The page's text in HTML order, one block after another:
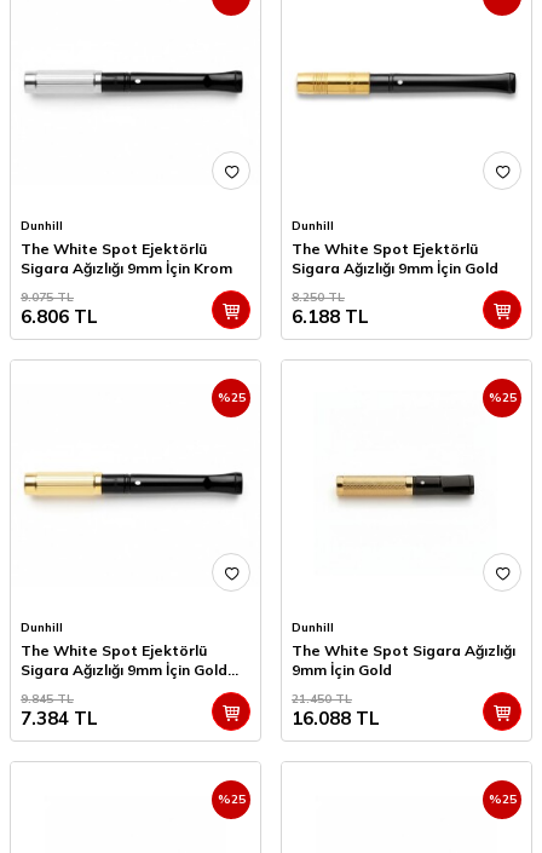
Dunhill
The White Spot Ejektörlü
Sigara Ağızlığı 9mm İçin Krom
9.075TL
6.806 TL
Dunhill
The White Spot Ejektörlü
Sigara Ağızlığı 9mm İçin Gold
8.250TL
6.188 TL
%25
Dunhill
The White Spot Ejektörlü
Sigara Ağızlığı 9mm İçin Gold
9.845TL
7.384 TL
%25
Dunhill
The White Spot Sigara Ağızlığı
9mm İçin Gold
21.450TL
16.088 TL
%25 %25